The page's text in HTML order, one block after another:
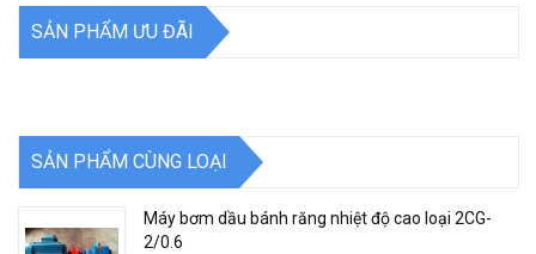
SẢN PHẨM ƯU ĐÃI
SẢN PHẨM CÙNG LOẠI
Máy bơm dầu bánh răng nhiệt độ cao loại 2CG-
2/0.6